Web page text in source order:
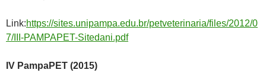
Link:https://sites.unipampa.edu.br/petveterinaria/files/2012/0
7/III-PAMPAPET-Sitedani.pdf
IV PampaPET (2015)